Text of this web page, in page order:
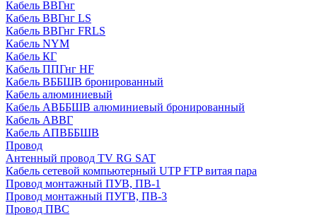
Кабель ВВГнг
Кабель ВВГнг LS
Кабель ВВГнг FRLS
Кабель NYM
Кабель КГ
Кабель ППГнг HF
Кабель ВББШВ бронированный
Кабель алюминиевый
Кабель АВББШВ алюминиевый бронированный
Кабель АВВГ
Кабель АПВББШВ
Провод
Антенный провод TV RG SAT
Кабель сетевой компьютерный UTP FTP витая пара
Провод монтажный ПУВ, ПВ-1
Провод монтажный ПУГВ, ПВ-3
Провод ПВС